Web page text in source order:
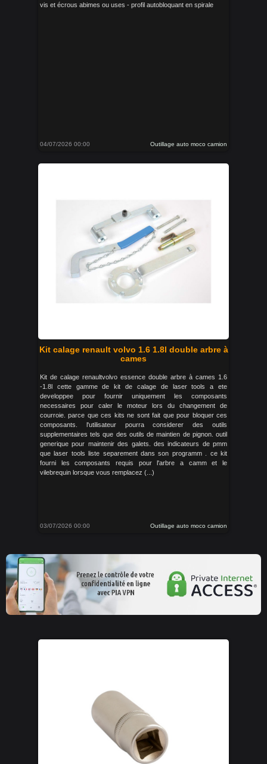
vis et écrous abimes ou uses - profil autobloquant en spirale
04/07/2026 00:00 Outillage auto moco camion
Kit calage renault volvo 1.6 1.8l double arbre à
cames
Kit de calage renaultvolvo essence double arbre à cames 1.6
-1.8l cette gamme de kit de calage de laser tools a ete
developpee pour fournir uniquement les composants
necessaires pour caler le moteur lors du changement de
courroie. parce que ces kits ne sont fait que pour bloquer ces
composants. l'utilisateur pourra considerer des outils
supplementaires tels que des outils de maintien de pignon. outil
generique pour maintenir des galets. des indicateurs de pmm
que laser tools liste separement dans son programm . ce kit
fourni les composants requis pour l'arbre a camm et le
vilebrequin lorsque vous remplacez (...)
03/07/2026 00:00 Outillage auto moco camion